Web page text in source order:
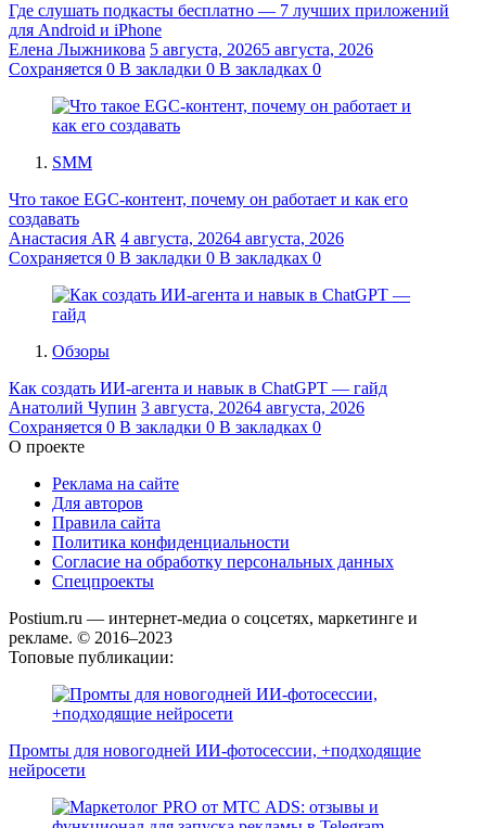
Где слушать подкасты бесплатно — 7 лучших приложений
для Android и iPhone
Елена Лыжникова 5 августа, 20265 августа, 2026
Сохраняется 0 В закладки 0 В закладках 0
SMM
Что такое EGC-контент, почему он работает и как его
создавать
Анастасия AR 4 августа, 20264 августа, 2026
Сохраняется 0 В закладки 0 В закладках 0
Обзоры
Как создать ИИ-агента и навык в ChatGPT — гайд
Анатолий Чупин 3 августа, 20264 августа, 2026
Сохраняется 0 В закладки 0 В закладках 0
О проекте
Реклама на сайте
Для авторов
Правила сайта
Политика конфиденциальности
Согласие на обработку персональных данных
Спецпроекты
Postium.ru — интернет-медиа о соцсетях, маркетинге и
рекламе. © 2016–2023
Топовые публикации:
Промты для новогодней ИИ-фотосессии, +подходящие
нейросети